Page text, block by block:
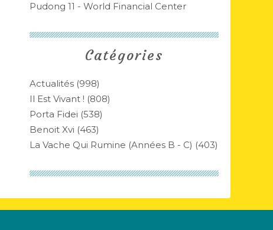
Catégories
Actualités (998)
Il Est Vivant ! (808)
Porta Fidei (538)
Benoit Xvi (463)
La Vache Qui Rumine (années B - C) (403)
Pudong 11 - World Financial Center